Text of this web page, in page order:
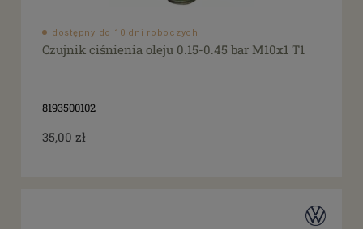
dostępny do 10 dni roboczych
Czujnik ciśnienia oleju 0.15-0.45 bar M10x1 T1
8193500102
35,00 zł